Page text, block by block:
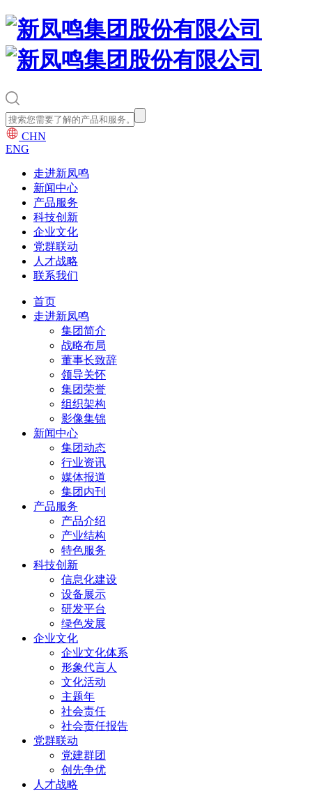
CHN
ENG
走进新凤鸣
新闻中心
产品服务
科技创新
企业文化
党群联动
人才战略
联系我们
首页
走进新凤鸣
集团简介
战略布局
董事长致辞
领导关怀
集团荣誉
组织架构
影像集锦
新闻中心
集团动态
行业资讯
媒体报道
集团内刊
产品服务
产品介绍
产业结构
特色服务
科技创新
信息化建设
设备展示
研发平台
绿色发展
企业文化
企业文化体系
形象代言人
文化活动
主题年
社会责任
社会责任报告
党群联动
党建群团
创先争优
人才战略